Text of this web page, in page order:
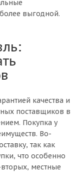
выгодной.
качества и
поставщиков в
Покупка у
Во-
так как
что особенно
местные